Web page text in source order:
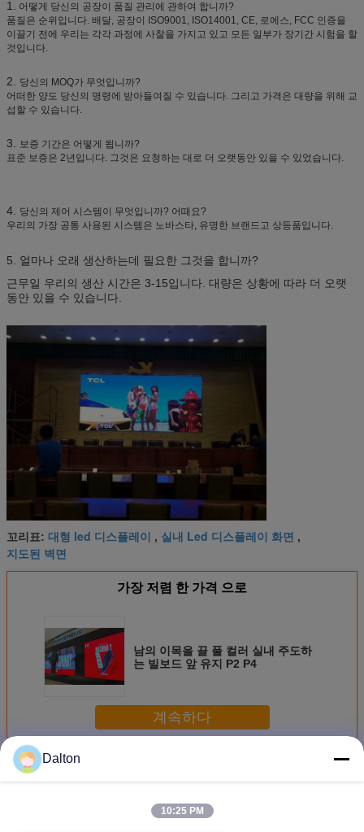
1. 어떻게 당신의 공장이 품질 관리에 관하여 합니까?
품질은 순위입니다. 배달, 공장이 ISO9001, ISO14001, CE, 로에스, FCC 인증을
이끌기 전에 우리는 각각 과정에 사찰을 가지고 있고 모든 일부가 장기간 시험을 할
것입니다.
2. 당신의 MOQ가 무엇입니까?
어떠한 양도 당신의 명령에 받아들여질 수 있습니다. 그리고 가격은 대량을 위해 교
섭할 수 있습니다.
3. 보증 기간은 어떻게 됩니까?
표준 보증은 2년입니다. 그것은 요청하는 대로 더 오랫동안 있을 수 있었습니다.
4. 당신의 제어 시스템이 무엇입니까? 어때요?
우리의 가장 공통 사용된 시스템은 노바스타, 유명한 브랜드고 상등품입니다.
5. 얼마나 오래 생산하는데 필요한 그것을 합니까?
근무일 우리의 생산 시간은 3-15입니다. 대량은 상황에 따라 더 오랫
동안 있을 수 있습니다.
꼬리표: 대형 led 디스플레이 , 실내 Led 디스플레이 화면 ,
지도된 벽면
가장 저렴 한 가격 으로
남의 이목을 끌 풀 컬러 실내 주도하
는 빌보드 앞 유지 P2 P4
계속하다
더 많은 것실내는 전체 컬러 디스플레이 LED가
Dalton
10:25 PM